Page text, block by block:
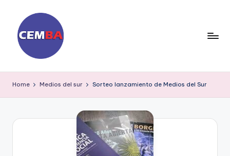
content
ia
ri
o
Home Medios del sur Sorteo lanzamiento de Medios del Sur